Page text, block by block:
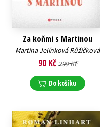
Za koňmi s Martinou
Martina Jelínková Růžičková
90 Kč 299 Kč
Do košíku